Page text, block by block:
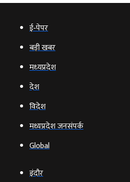
ई‑पेपर
बड़ी खबर
मध्‍यप्रदेश
देश
विदेश
मध्यप्रदेश जनसंपर्क
Global
इंदौर